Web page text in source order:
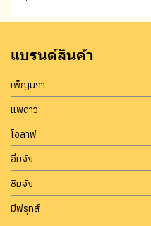
แบรนด์สินค้า
เพ็ญนภา
แพดาว
โอลาฟ
อิ่มจัง
ชิมจัง
มีฟรุทส์